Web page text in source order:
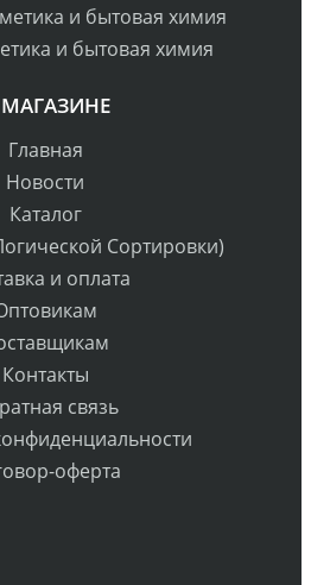
и бытовая химия
и бытовая химия
Главная
Новости
Каталог
Сортировки)
и оплата
Контакты
связь
оферта